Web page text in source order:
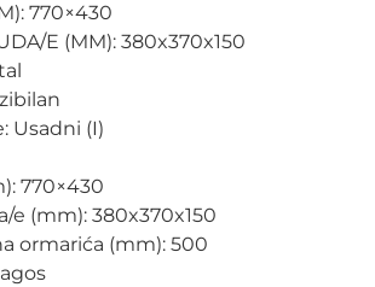
770×430
E (MM): 380x370x150
Usadni (I)
770×430
e (mm): 380x370x150
ormarića (mm): 500